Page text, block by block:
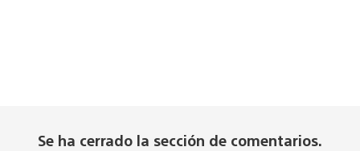
Se ha cerrado la sección de comentarios.